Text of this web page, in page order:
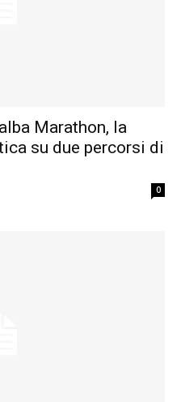
Marathon, la
su due percorsi di
0